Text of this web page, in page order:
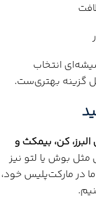
انتخاب
گزینه بهتری‌ست.
کن، بیمکث و
مثل بوش یا لتو نیز
ما در مارکت‌پلیس خود،